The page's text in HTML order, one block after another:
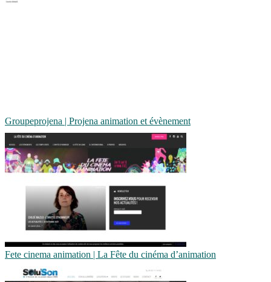
Groupep­roje­na | Projena animation et évènement
Fete cinema animation | La Fête du cinéma d’animation